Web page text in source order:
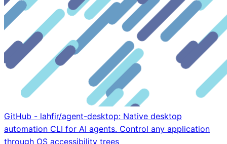
GitHub - lahfir/agent-desktop: Native desktop
automation CLI for AI agents. Control any application
through OS accessibility trees